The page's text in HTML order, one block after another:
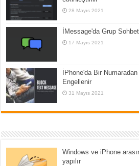
28 Mayıs 2021
İMessage'da Grup
17 Mayıs 2021
İPhone'da Bir
Engellenir
31 Mayıs 2021
Windows ve iPhone
yapılır